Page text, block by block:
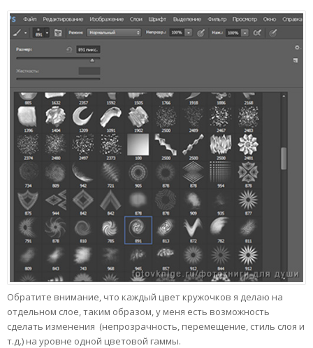
Обратите внимание, что каждый цвет кружочков я делаю на
отдельном слое, таким образом, у меня есть возможность
сделать изменения (непрозрачность, перемещение, стиль слоя и
т.д.) на уровне одной цветовой гаммы.